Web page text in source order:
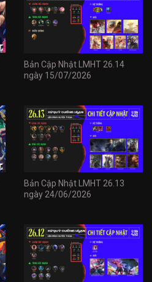
Bản Cập Nhật LMHT 26.14
ngày 15/07/2026
Bản Cập Nhật LMHT 26.13
ngày 24/06/2026